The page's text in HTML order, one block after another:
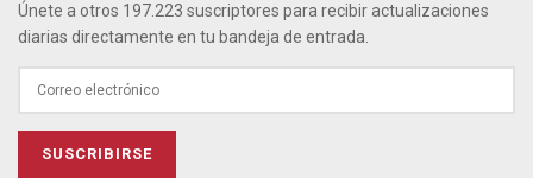
Únete a otros 197.223 suscriptores para recibir actualizaciones
diarias directamente en tu bandeja de entrada.